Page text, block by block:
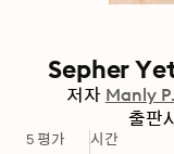
Sepher
저자 Manly
출판
5 평가 시간